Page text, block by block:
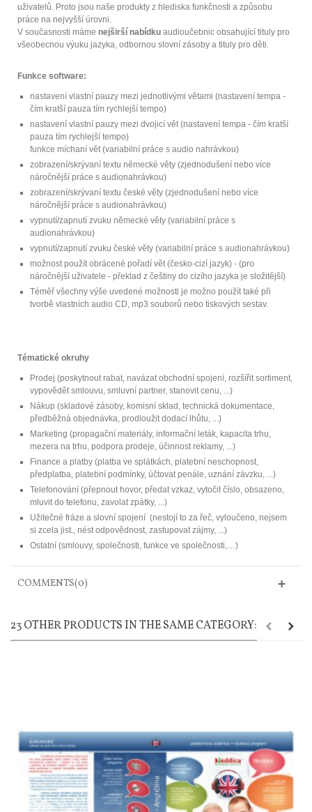
uživatelů. Proto jsou naše produkty z hlediska funkčnosti a způsobu
práce na nejvyšší úrovni.
V současnosti máme nejširší nabídku audioučebnic obsahující tituly pro
všeobecnou výuku jazyka, odbornou slovní zásoby a tituly pro děti.
Funkce software:
nastavení vlastní pauzy mezi jednotlivými větami (nastavení tempa -
čím kratší pauza tím rychlejší tempo)
nastavení vlastní pauzy mezi dvojicí vět (nastavení tempa - čím kratší
pauza tím rychlejší tempo)
funkce míchaní vět (variabilní práce s audio nahrávkou)
zobrazení/skrývaní textu německé věty (zjednodušení nebo více
náročnější práce s audionahrávkou)
zobrazení/skrývaní textu české věty (zjednodušení nebo více
náročnější práce s audionahrávkou)
vypnutí/zapnutí zvuku německé věty (variabilní práce s
audionahrávkou)
vypnutí/zapnutí zvuku české věty (variabilní práce s audionahrávkou)
možnost použít obrácené pořadí vět (česko-cizí jazyk) - (pro
náročnější uživatele - překlad z češtiny do cizího jazyka je složitější)
Téměř všechny výše uvedené možnosti je možno použít také při
tvorbě vlastních audio CD, mp3 souborů nebo tiskových sestav.
Tématické okruhy
Prodej (poskytnout rabat, navázat obchodní spojení, rozšířit sortiment,
vypovědět smlouvu, smluvní partner, stanovit cenu, ...)
Nákup (skladové zásoby, komisní sklad, technická dokumentace,
předběžná objednávka, prodloužit dodací lhůtu, ...)
Marketing (propagační materiály, informační leták, kapacita trhu,
mezera na trhu, podpora prodeje, účinnost reklamy, ...)
Finance a platby (platba ve splátkách, platební neschopnost,
předplatba, platební podmínky, účtovat penále, uznání závzku, ...)
Telefonování (přepnout hovor, předat vzkaz, vytočit číslo, obsazeno,
mluvit do telefonu, zavolat zpátky, ...)
Užitečné fráze a slovní spojení (nestojí to za řeč, vyloučeno, nejsem
si zcela jist., nést odpovědnost, zastupovat zájmy, ...)
Ostatní (smlouvy, společnosti, funkce ve společnosti,…)
COMMENTS(0)
23 OTHER PRODUCTS IN THE SAME CATEGORY: